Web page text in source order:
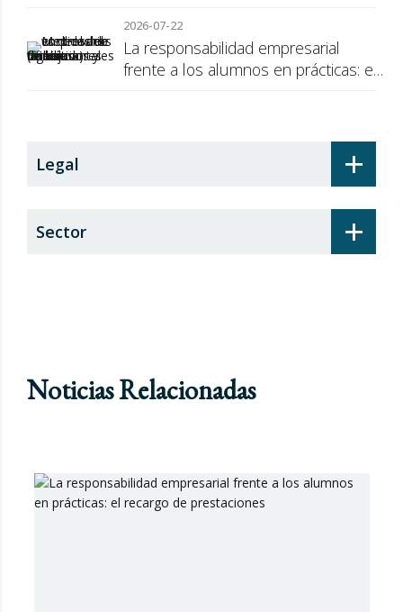
2026-07-22
La responsabilidad empresarial
frente a los alumnos en prácticas: el
+
Legal
+
Sector
Noticias Relacionadas